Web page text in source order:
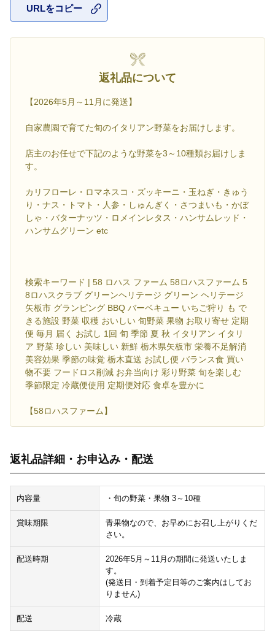
URLをコピー
返礼品について
【2026年5月～11月に発送】
自家農園で育てた旬のイタリアン野菜をお届けします。
店主のお任せで下記のような野菜を3～10種類お届けしま
す。
カリフローレ・ロマネスコ・ズッキーニ・玉ねぎ・きゅう
り・ナス・トマト・人参・しゅんぎく・さつまいも・かぼ
しゃ・バターナッツ・ロメインレタス・ハンサムレッド・
ハンサムグリーン etc
検索キーワード | 58 ロハス ファーム 58ロハスファーム 5
8ロハスクラブ グリーンヘリテージ グリーン ヘリテージ
矢板市 グランピング BBQ バーベキュー いちご狩り も で
きる施設 野菜 収穫 おいしい 旬野菜 果物 お取り寄せ 定期
便 毎月 届く お試し 1回 旬 季節 夏 秋 イタリアン イタリ
ア 野菜 珍しい 美味しい 新鮮 栃木県矢板市 栄養不足解消
美容効果 季節の味覚 栃木直送 お試し便 バランス食 買い
物不要 フードロス削減 お弁当向け 彩り野菜 旬を楽しむ
季節限定 冷蔵便使用 定期便対応 食卓を豊かに
【58ロハスファーム】
返礼品詳細・お申込み・配送
内容量 ・旬の野菜・果物 3～10種
賞味期限
青果物なので、お早めにお召し上がりくだ
さい。
配送時期
2026年5月～11月の期間に発送いたしま
す。
(発送日・到着予定日等のご案内はしてお
りません)
配送 冷蔵